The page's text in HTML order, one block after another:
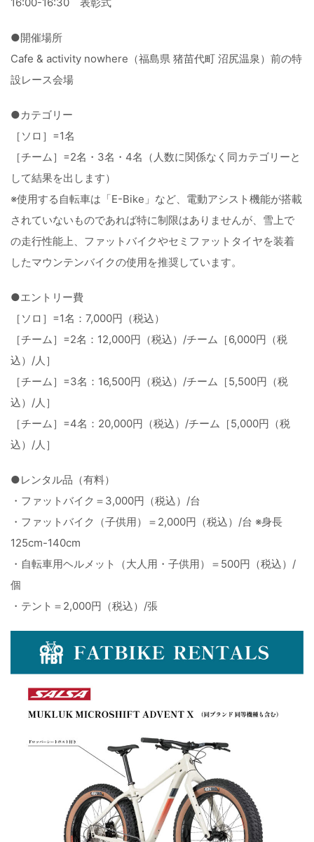
16:00-16:30 表彰式
●開催場所
Cafe & activity nowhere（福島県 猪苗代町 沼尻温泉）前の特
設レース会場
●カテゴリー
［ソロ］=1名
［チーム］=2名・3名・4名（人数に関係なく同カテゴリーと
して結果を出します）
※使用する自転車は「E-Bike」など、電動アシスト機能が搭載
されていないものであれば特に制限はありませんが、雪上で
の走行性能上、ファットバイクやセミファットタイヤを装着
したマウンテンバイクの使用を推奨しています。
●エントリー費
［ソロ］=1名：7,000円（税込）
［チーム］=2名：12,000円（税込）/チーム［6,000円（税
込）/人］
［チーム］=3名：16,500円（税込）/チーム［5,500円（税
込）/人］
［チーム］=4名：20,000円（税込）/チーム［5,000円（税
込）/人］
●レンタル品（有料）
・ファットバイク＝3,000円（税込）/台
・ファットバイク（子供用）＝2,000円（税込）/台 ※身長
125cm-140cm
・自転車用ヘルメット（大人用・子供用）＝500円（税込）/
個
・テント＝2,000円（税込）/張